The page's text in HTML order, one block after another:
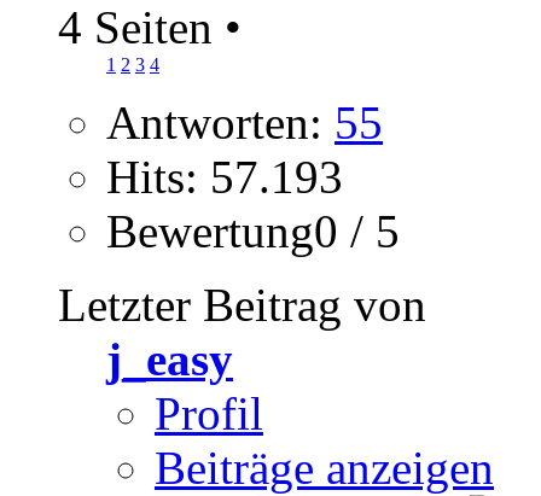
4 Seiten •
1 2 3 4
Antworten: 55
Hits: 57.193
Bewertung0 / 5
Letzter Beitrag von
j_easy
Profil
Beiträge anzeigen